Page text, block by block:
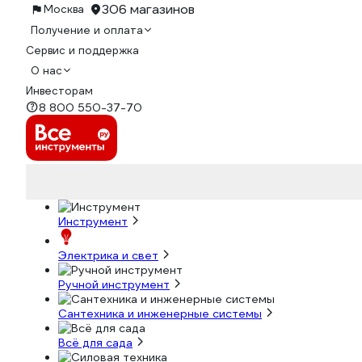
Москва 306 магазинов
Получение и оплата
Сервис и поддержка
О нас
Инвесторам
8 800 550-37-70
Инструмент
Электрика и свет
Ручной инструмент
Сантехника и инженерные системы
Всё для сада